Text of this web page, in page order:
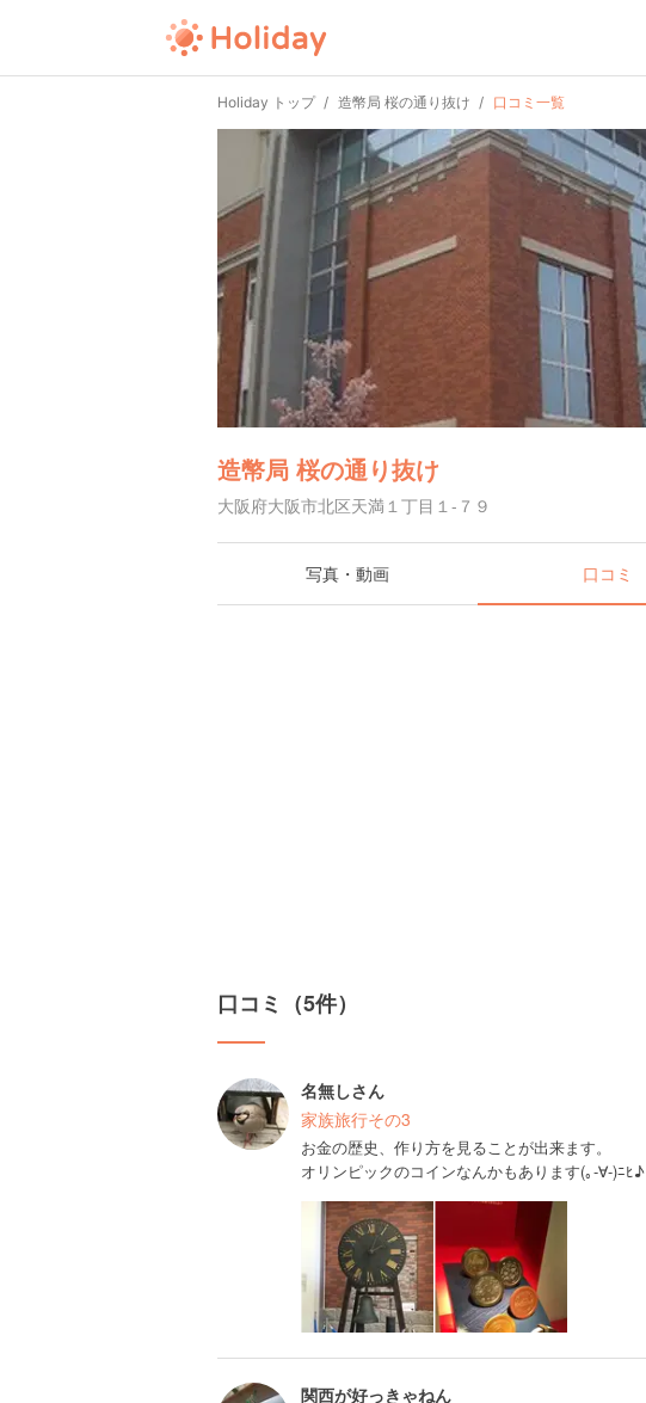
Holiday トップ 造幣局 桜の通り抜け 口コミ一覧
造幣局 桜の通り抜け
大阪府大阪市北区天満１丁目１-７９
写真・動画 口コミ
口コミ（5件）
名無しさん
家族旅行その3
お金の歴史、作り方を見ることが出来ます。
オリンピックのコインなんかもあります(｡-∀-)ﾆﾋ♪
関西が好っきゃねん